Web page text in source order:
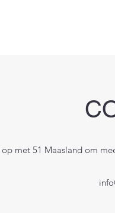
met 51 Maasland om